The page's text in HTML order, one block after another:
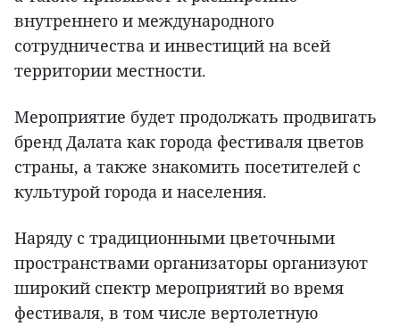
внутреннего и международного
сотрудничества и инвестиций на всей
территории местности.
Мероприятие будет продолжать продвигать
бренд Далата как города фестиваля цветов
страны, а также знакомить посетителей с
культурой города и населения.
Наряду с традиционными цветочными
пространствами организаторы организуют
широкий спектр мероприятий во время
фестиваля, в том числе вертолетную